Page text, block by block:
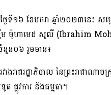
ៃទី​១៦ ខែមករា ឆ្នាំ​២០២៣​នេះ ស
ម ម៉ូ​ហា​មេ​ដ សូលី (Ibrahim
ន​០៦ រួមមាន​៖
ាង​រាជរដ្ឋាភិបាល នៃ​ព្រះរាជាណា
ផ្លូវការ និង​ធម្មតា​។​